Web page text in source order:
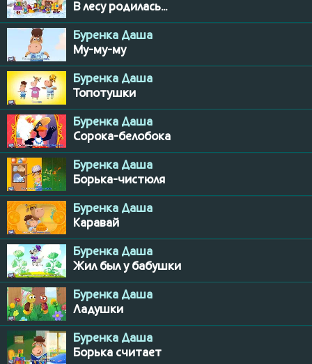
В лесу родилась...
Буренка Даша
Му-му-му
Буренка Даша
Топотушки
Буренка Даша
Сорока-белобока
Буренка Даша
Борька-чистюля
Буренка Даша
Каравай
Буренка Даша
Жил был у бабушки
Буренка Даша
Ладушки
Буренка Даша
Борька считает